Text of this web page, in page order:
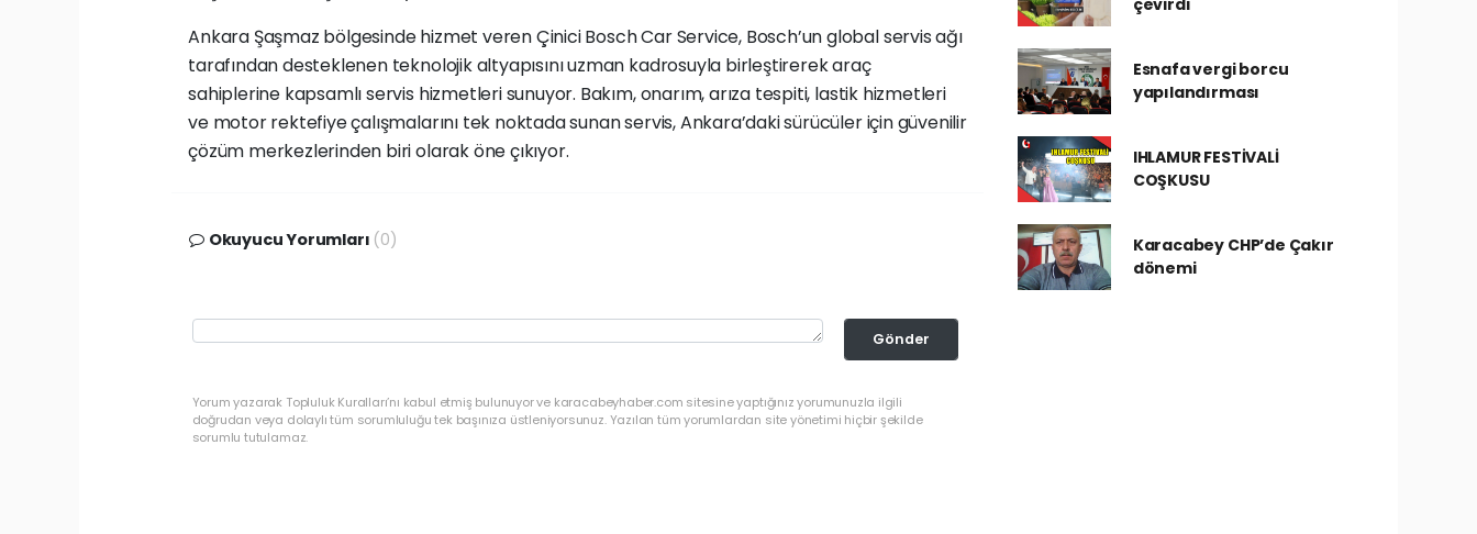
Ankara Şaşmaz bölgesinde hizmet veren Çinici Bosch Car Service, Bosch’un global servis ağı
tarafından desteklenen teknolojik altyapısını uzman kadrosuyla birleştirerek araç
sahiplerine kapsamlı servis hizmetleri sunuyor. Bakım, onarım, arıza tespiti, lastik hizmetleri
ve motor rektefiye çalışmalarını tek noktada sunan servis, Ankara’daki sürücüler için güvenilir
çözüm merkezlerinden biri olarak öne çıkıyor.
Okuyucu Yorumları (0)
Gönder
Yorum yazarak Topluluk Kuralları’nı kabul etmiş bulunuyor ve karacabeyhaber.com sitesine yaptığınız yorumunuzla ilgili
doğrudan veya dolaylı tüm sorumluluğu tek başınıza üstleniyorsunuz. Yazılan tüm yorumlardan site yönetimi hiçbir şekilde
sorumlu tutulamaz.
çevirdi
Esnafa vergi borcu
yapılandırması
IHLAMUR FESTİVALİ
COŞKUSU
Karacabey CHP’de Çakır
dönemi